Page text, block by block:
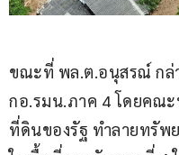
ขณะที่ พล.ต.อนุสรณ์ กล่
กอ.รมน.ภาค 4 โดยคณ
ที่ดินของรัฐ ทำลายทรัพ